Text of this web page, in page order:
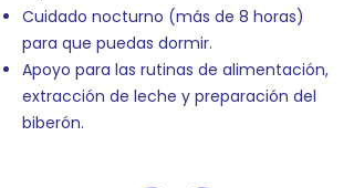
Cuidado nocturno (más de 8 horas)
para que puedas dormir.
Apoyo para las rutinas de alimentación,
extracción de leche y preparación del
biberón.